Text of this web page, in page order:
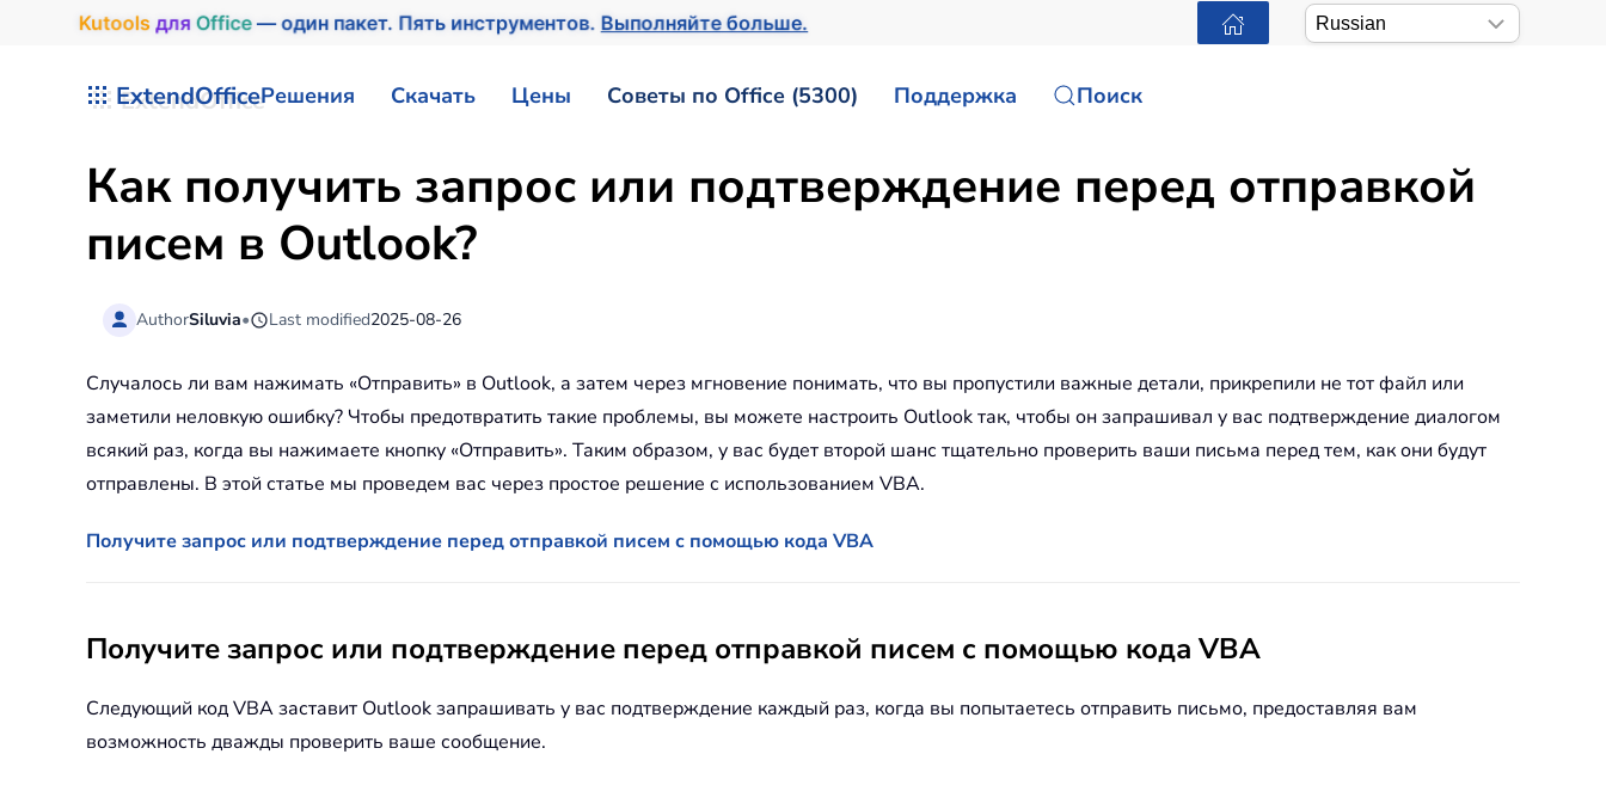
Kutools для Office— один пакет. Пять инструментов.Выполняйте больше.
ExtendOfficeРешения Скачать Цены Советы по Office (5300) Поддержка Поиск
Как получить запрос или подтверждение перед отправкой
писем в Outlook?
AuthorSiluvia• Last modified2025-08-26
Случалось ли вам нажимать «Отправить» в Outlook, а затем через мгновение понимать, что вы пропустили важные детали, прикрепили не тот файл или
заметили неловкую ошибку? Чтобы предотвратить такие проблемы, вы можете настроить Outlook так, чтобы он запрашивал у вас подтверждение диалогом
всякий раз, когда вы нажимаете кнопку «Отправить». Таким образом, у вас будет второй шанс тщательно проверить ваши письма перед тем, как они будут
отправлены. В этой статье мы проведем вас через простое решение с использованием VBA.
Получите запрос или подтверждение перед отправкой писем с помощью кода VBA
Получите запрос или подтверждение перед отправкой писем с помощью кода VBA
Следующий код VBA заставит Outlook запрашивать у вас подтверждение каждый раз, когда вы попытаетесь отправить письмо, предоставляя вам
возможность дважды проверить ваше сообщение.